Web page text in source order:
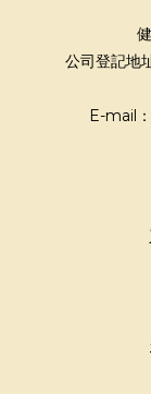
公司登記地
E-mail